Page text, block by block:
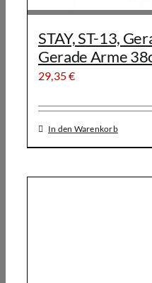
STAY, ST-13,
Gerade Arme
29,35€
In den Warenkorb